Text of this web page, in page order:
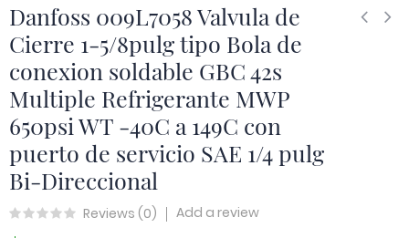
Danfoss 009L7058 Valvula de
Cierre 1-5/8pulg tipo Bola de
conexion soldable GBC 42s
Multiple Refrigerante MWP
650psi WT -40C a 149C con
puerto de servicio SAE 1/4 pulg
Bi-Direccional
Reviews (0) Add a review